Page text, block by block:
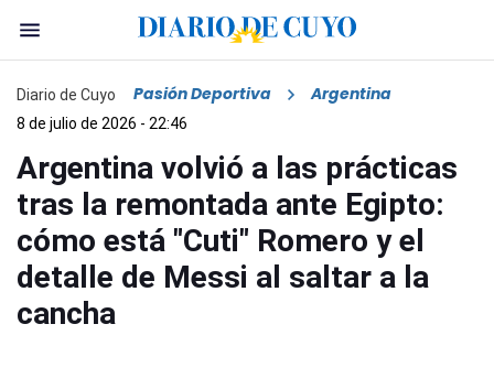
Diario de Cuyo Pasión Deportiva Argentina
8 de julio de 2026 - 22:46
Argentina volvió a las prácticas
tras la remontada ante Egipto:
cómo está "Cuti" Romero y el
detalle de Messi al saltar a la
cancha